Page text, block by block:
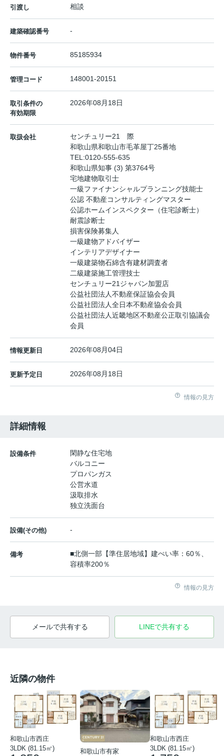
引渡し 相談
建築確認番号 -
物件番号 85185934
管理コード 148001-20151
取引条件の
有効期限
2026年08月18日
取扱会社
センチュリー21 際
和歌山県和歌山市毛革屋丁25番地
TEL:0120-555-635
和歌山県知事 (3) 第3764号
宅地建物取引士
一級ファイナンシャルプランニング技能士
公認 不動産コンサルティングマスター
公認ホームインスペクター（住宅診断士）
耐震診断士
損害保険募集人
一級建物アドバイザー
インテリアデザイナー
一級建築物石綿含有建材調査者
二級建築施工管理技士
センチュリー21ジャパン加盟店
公益社団法人不動産保証協会会員
公益社団法人全日本不動産協会会員
公益社団法人近畿地区不動産公正取引協議会
会員
情報更新日 2026年08月04日
更新予定日 2026年08月18日
情報の見方
詳細情報
設備条件
閑静な住宅地
バルコニー
プロパンガス
公営水道
汲取排水
独立洗面台
設備(その他) -
備考
■北側一部【準住居地域】建ぺい率：60％、
容積率200％
情報の見方
メールで共有する LINEで共有する
近隣の物件
和歌山市西庄
3LDK (81.15㎡)
和歌山市有家
和歌山市西庄
3LDK (81.15㎡)